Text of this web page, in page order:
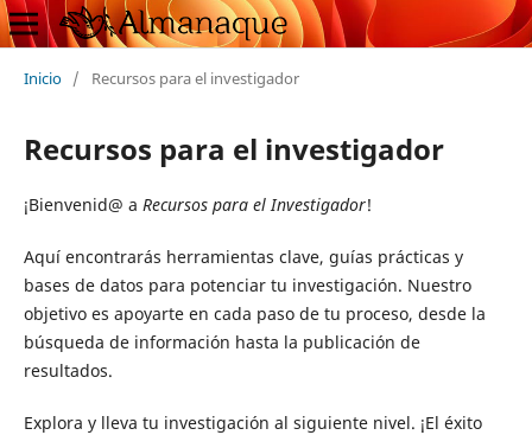
Inicio / Recursos para el investigador
Recursos para el investigador
¡Bienvenid@ a Recursos para el Investigador!
Aquí encontrarás herramientas clave, guías prácticas y
bases de datos para potenciar tu investigación. Nuestro
objetivo es apoyarte en cada paso de tu proceso, desde la
búsqueda de información hasta la publicación de
resultados.
Explora y lleva tu investigación al siguiente nivel. ¡El éxito